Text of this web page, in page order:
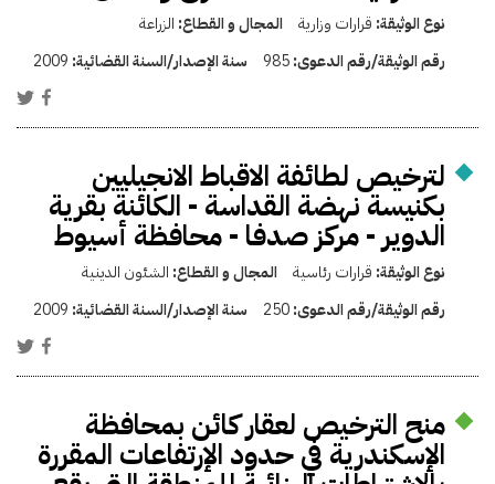
نوع الوثيقة: قرارات وزارية المجال و القطاع: الزراعة
رقم الوثيقة/رقم الدعوى:985 سنة الإصدار/السنة القضائية: 2009
لترخيص لطائفة الاقباط الانجيليين
بكنيسة نهضة القداسة - الكائنة بقرية
الدوير - مركز صدفا - محافظة أسيوط
نوع الوثيقة: قرارات رئاسية المجال و القطاع: الشئون الدينية
رقم الوثيقة/رقم الدعوى:250 سنة الإصدار/السنة القضائية: 2009
منح الترخيص لعقار كائن بمحافظة
الإسكندرية في حدود الإرتفاعات المقررة